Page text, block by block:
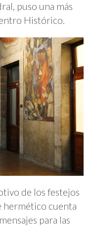
puso una más
Histórico.
de los festejos
hermético cuenta
para las